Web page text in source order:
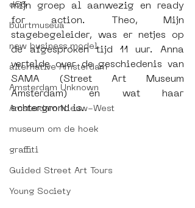
d66
buurtmuseua
new business model
alternative Amsterdam
Amsterdam Unknown
Amsterdam Nieuw-West
museum om de hoek
graffiti
Guided Street Art Tours
Young Society
mijn groep al aanwezig en ready
for action. Theo, Mijn
stagebegeleider, was er netjes op
de afgesproken tijd 11 uur. Anna
vertelde over de geschiedenis van
SAMA (Street Art Museum
Amsterdam) en wat haar
achtergrond is.